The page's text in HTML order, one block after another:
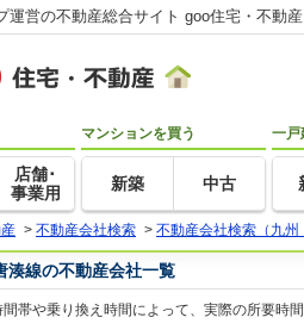
運営の不動産総合サイト goo住宅・不動産
店舗･
事業用
マンションを買う
新築 中古
一戸
> 不動産会社検索 > 不動産会社検索（九州
湊線の不動産会社一覧
帯や乗り換え時間によって、実際の所要時